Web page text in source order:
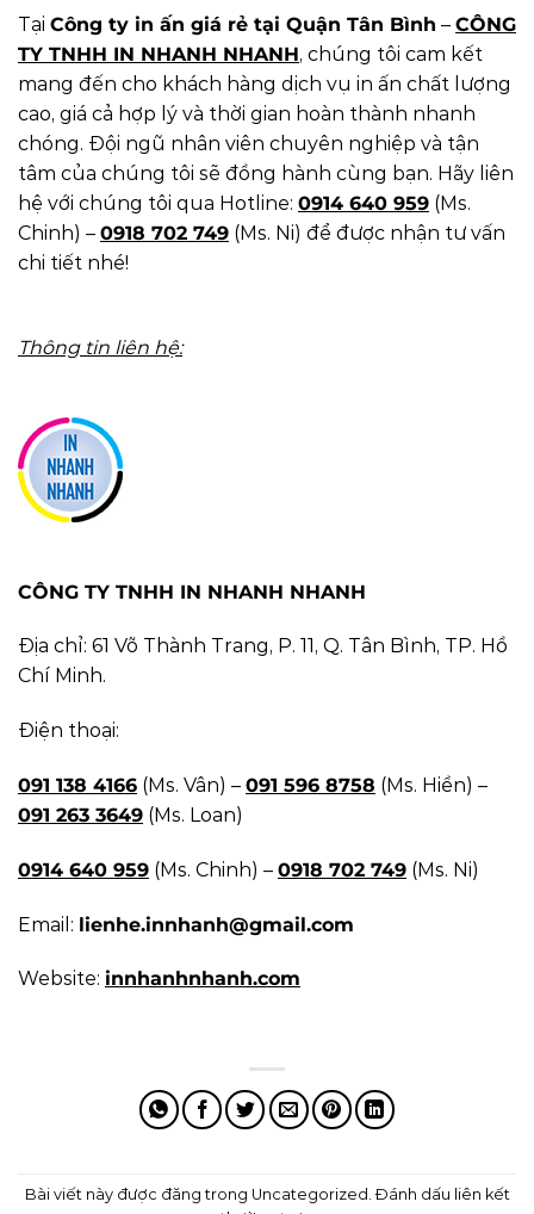
Tại Công ty in ấn giá rẻ tại Quận Tân Bình – CÔNG
TY TNHH IN NHANH NHANH, chúng tôi cam kết
mang đến cho khách hàng dịch vụ in ấn chất lượng
cao, giá cả hợp lý và thời gian hoàn thành nhanh
chóng. Đội ngũ nhân viên chuyên nghiệp và tận
tâm của chúng tôi sẽ đồng hành cùng bạn. Hãy liên
hệ với chúng tôi qua Hotline: 0914 640 959 (Ms.
Chinh) – 0918 702 749 (Ms. Ni) để được nhận tư vấn
chi tiết nhé!
Thông tin liên hệ:
CÔNG TY TNHH IN NHANH NHANH
Địa chỉ: 61 Võ Thành Trang, P. 11, Q. Tân Bình, TP. Hồ
Chí Minh.
Điện thoại:
091 138 4166 (Ms. Vân) – 091 596 8758 (Ms. Hiền) –
091 263 3649 (Ms. Loan)
0914 640 959 (Ms. Chinh) – 0918 702 749 (Ms. Ni)
Email: lienhe.innhanh@gmail.com
Website: innhanhnhanh.com
Bài viết này được đăng trong Uncategorized . Đánh dấu liên kết